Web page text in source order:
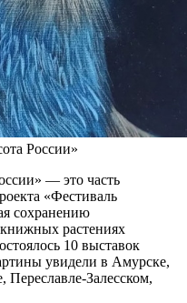
России»
— это часть
«Фестиваль
сохранению
растениях
10 выставок
увидели в Амурске,
Залесском,